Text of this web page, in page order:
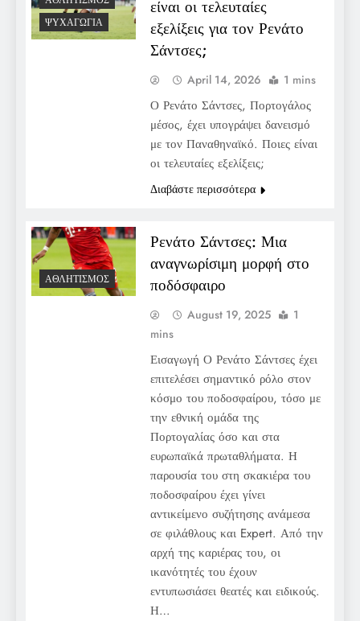
ΨΥΧΑΓΩΓΊΑ
είναι οι τελευταίες
εξελίξεις για τον Ρενάτο
Σάντσες;
April 14, 2026 1 mins
Ο Ρενάτο Σάντσες, Πορτογάλος
μέσος, έχει υπογράψει δανεισμό
με τον Παναθηναϊκό. Ποιες είναι
οι τελευταίες εξελίξεις;
Διαβάστε περισσότερα
ΑΘΛΗΤΙΣΜΌΣ
Ρενάτο Σάντσες: Μια
αναγνωρίσιμη μορφή στο
ποδόσφαιρο
August 19, 2025
1
mins
Εισαγωγή Ο Ρενάτο Σάντσες έχει
επιτελέσει σημαντικό ρόλο στον
κόσμο του ποδοσφαίρου, τόσο με
την εθνική ομάδα της
Πορτογαλίας όσο και στα
ευρωπαϊκά πρωταθλήματα. Η
παρουσία του στη σκακιέρα του
ποδοσφαίρου έχει γίνει
αντικείμενο συζήτησης ανάμεσα
σε φιλάθλους και Expert. Από την
αρχή της καριέρας του, οι
ικανότητές του έχουν
εντυπωσιάσει θεατές και ειδικούς.
Η…